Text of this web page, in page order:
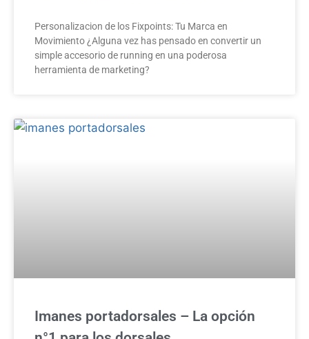
Personalizacion de los Fixpoints: Tu Marca en
Movimiento ¿Alguna vez has pensado en convertir un
simple accesorio de running en una poderosa
herramienta de marketing?
Imanes portadorsales – La opción